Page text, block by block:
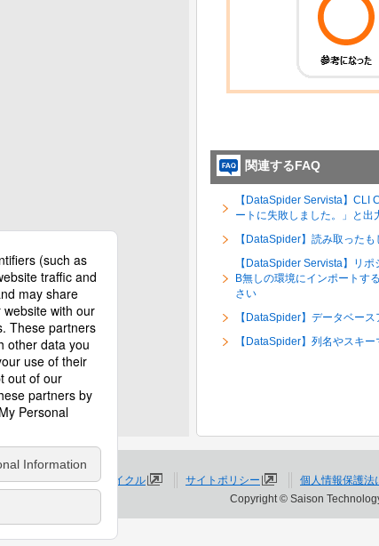
関連するFAQ
【DataSpider Servista】CLI
ートに失敗しました。」と
【DataSpider】読み取った
【DataSpider Servista】リ
B無しの環境にインポートす
さい
【DataSpider】データベー
【DataSpider】列名やスキ
プロダクトライフサイクル サイトポリシー 個人情報保護法
Copyright © Saison